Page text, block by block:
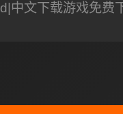
中文下载游戏免费